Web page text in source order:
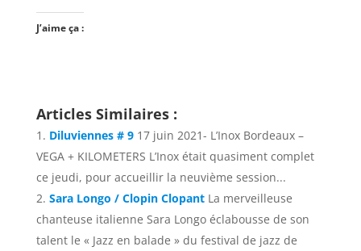
J’aime ça :
Articles Similaires :
Diluviennes # 9 17 juin 2021- L’Inox Bordeaux –
VEGA + KILOMETERS L’Inox était quasiment complet
ce jeudi, pour accueillir la neuvième session...
Sara Longo / Clopin Clopant La merveilleuse
chanteuse italienne Sara Longo éclabousse de son
talent le « Jazz en balade » du festival de jazz de